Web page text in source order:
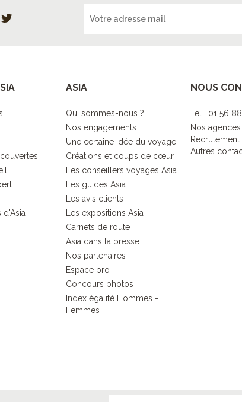
d'Asia
ASIA
Qui sommes-nous ?
Nos engagements
Une certaine idée du voyage
Créations et coups de cœur
Les conseillers voyages Asia
Les guides Asia
Les avis clients
Les expositions Asia
Carnets de route
Asia dans la presse
Nos partenaires
Espace pro
Concours photos
Index égalité Hommes -
Femmes
NOUS
Tel : 01 56
Nos agences
Recrutement
Autres